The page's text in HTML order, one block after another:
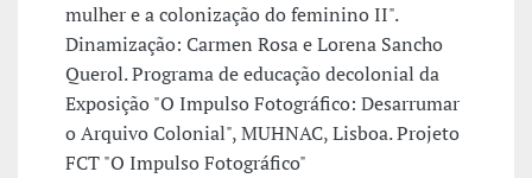
mulher e a colonização do feminino II".
Dinamização: Carmen Rosa e Lorena Sancho
Querol. Programa de educação decolonial da
Exposição "O Impulso Fotográfico: Desarrumar
o Arquivo Colonial", MUHNAC, Lisboa. Projeto
FCT "O Impulso Fotográfico"